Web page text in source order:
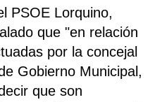
PSOE Lorquino,
que "en relación
por la concejal
Gobierno Municipal,
que son